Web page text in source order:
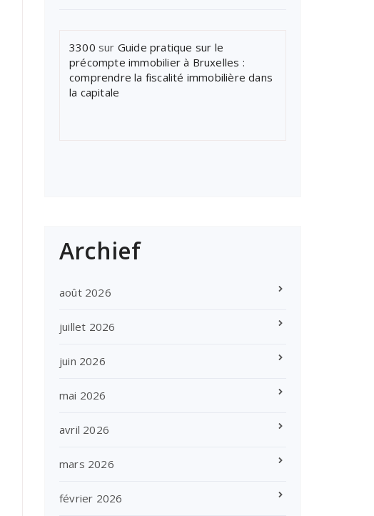
3300 sur Guide pratique sur le
précompte immobilier à Bruxelles :
comprendre la fiscalité immobilière dans
la capitale
Archief
août 2026
juillet 2026
juin 2026
mai 2026
avril 2026
mars 2026
février 2026